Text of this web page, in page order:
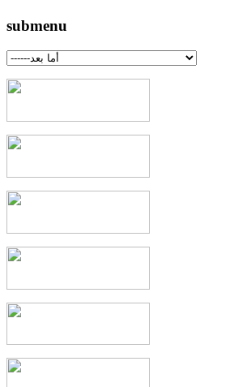
submenu